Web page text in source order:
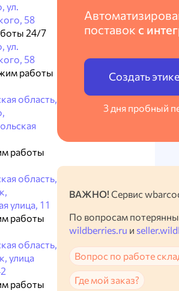
ул.
58
24/7
ул.
58
работы
область,
работы
область,
улица, 11
работы
область,
улица
работы
поставок с
Создать
3 дня пробный
ВАЖНО! Сервис
По вопросам
wildberries.ru и
Вопрос по работе
Где мой заказ?